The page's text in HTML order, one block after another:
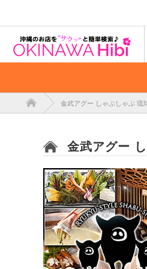
金武アグー しゃぶしゃぶ 琉
金武アグー